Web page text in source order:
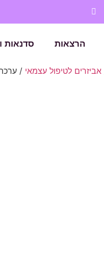
הרצאות סדנאות
אביזרים לטיפול עצמאי / ערכת